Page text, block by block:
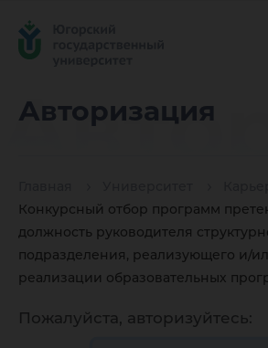
Авторизация
Конкурсный отбор программ
должность руководителя
подразделения, реализующего и/
реализации образовательных
Пожалуйста, авторизуйтесь: